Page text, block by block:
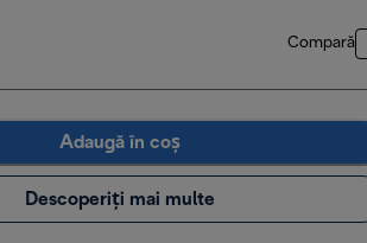
Compară
Adaugă în coș
Descoperiți mai multe